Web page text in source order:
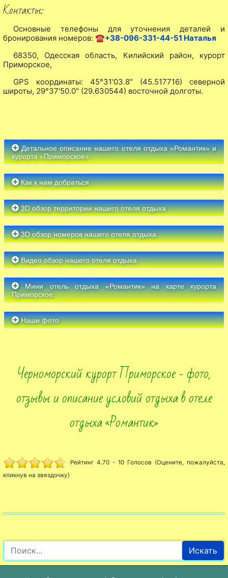
Контакты:
Основные телефоны для уточнения деталей и
бронирования номеров: ☎+38-096-331-44-51 Наталья
68350, Одесская область, Килийский район, курорт
Приморское,
GPS координаты: 45°31'03.8" (45.517716) северной
широты, 29°37'50.0" (29.630544) восточной долготы.
Детальное описание нашего отеля отдыха «Романтик» и
курорта «Приморское»
Как к нам добраться
3D обзор территории нашего отеля отдыха
3D обзор номеров нашего отеля отдыха
Видео обзор нашего отеля отдыха
Мини отель отдыха «Романтик» на карте курорта
Приморское:
Наши фото
Черноморский курорт Приморское - фото,
отзывы и описание условий отдыха в отеле
отдыха «Романтик»
Рейтинг 4.70 - 10 Голосов (Оцените, пожалуйста,
кликнув на звездочку)
Искать